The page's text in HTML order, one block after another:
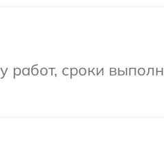
работ, сроки